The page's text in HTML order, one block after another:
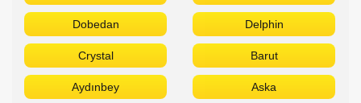
Dobedan Delphin
Crystal Barut
Aydınbey Aska